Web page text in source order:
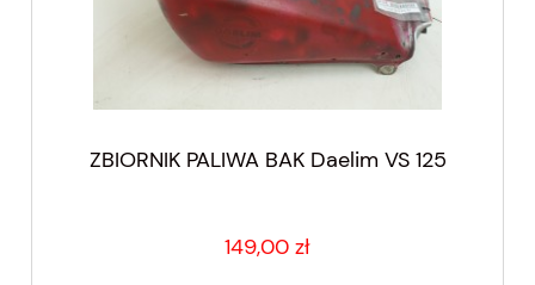
ZBIORNIK PALIWA BAK Daelim VS 125
149,00 zł